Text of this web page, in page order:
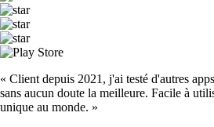
« Client depuis 2021, j'ai testé d'autres
sans aucun doute la meilleure. Facile à
unique au monde. »